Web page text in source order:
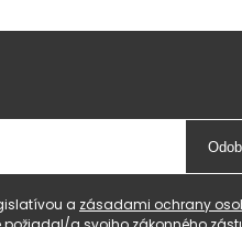
a zásadami ochrany